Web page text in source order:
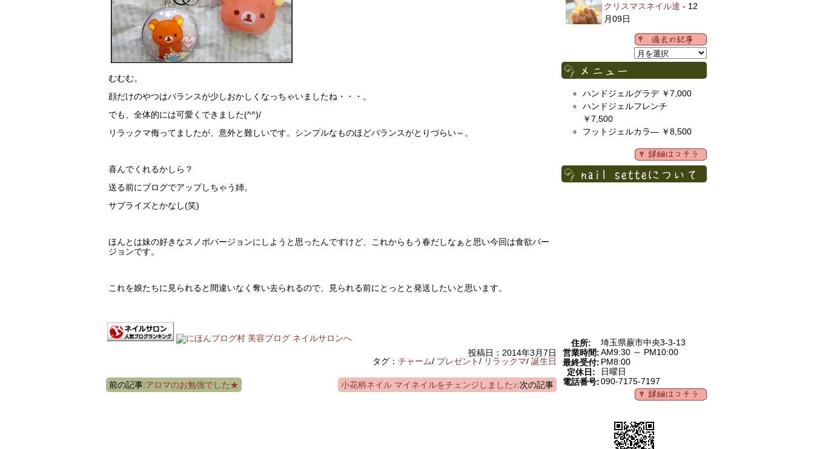
むむむ。
顔だけのやつはバランスが少しおかしくなっちゃいましたね・・・。
でも、全体的には可愛くできました(^^)/
リラックマ侮ってましたが、意外と難しいです。シンプルなものほどバランスがとりづらい～。
喜んでくれるかしら？
送る前にブログでアップしちゃう姉。
サプライズとかなし(笑)
ほんとは妹の好きなスノボバージョンにしようと思ったんですけど、これからもう春だしなぁと思い今回は食欲バー
ジョンです。
これを娘たちに見られると間違いなく奪い去られるので、見られる前にとっとと発送したいと思います。
投稿日：2014年3月7日
タグ： チャーム/ プレゼント/ リラックマ/ 誕生日
前の記事:アロマのお勉強でした★ 小花柄ネイル マイネイルをチェンジしました♪:次の記事
クリスマスネイル達 - 12
月09日
ハンドジェルグラデ ￥7,000
ハンドジェルフレンチ
￥7,500
フットジェルカラ― ￥8,500
住所:
埼玉県蕨市中央3-3-13
営業時間:AM9:30 ～ PM10:00
最終受付: PM8:00
定休日:
日曜日
電話番号:090-7175-7197